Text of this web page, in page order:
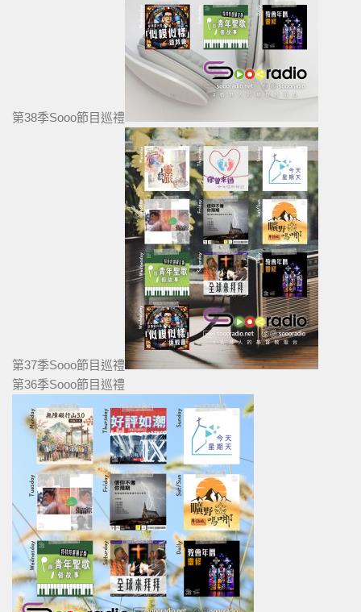
第38季Sooo節目巡禮
第37季Sooo節目巡禮
第36季Sooo節目巡禮